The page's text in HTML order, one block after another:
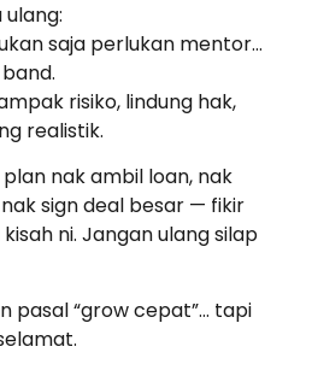
saja perlukan mentor…
risiko, lindung hak,
realistik.
nak ambil loan, nak
sign deal besar — fikir
ni. Jangan ulang silap
pasal “grow cepat”… tapi